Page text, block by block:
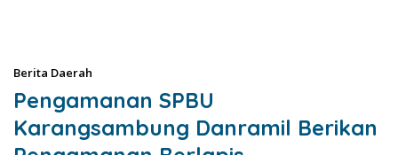
Berita Daerah
Pengamanan SPBU
Karangsambung Danramil Berikan